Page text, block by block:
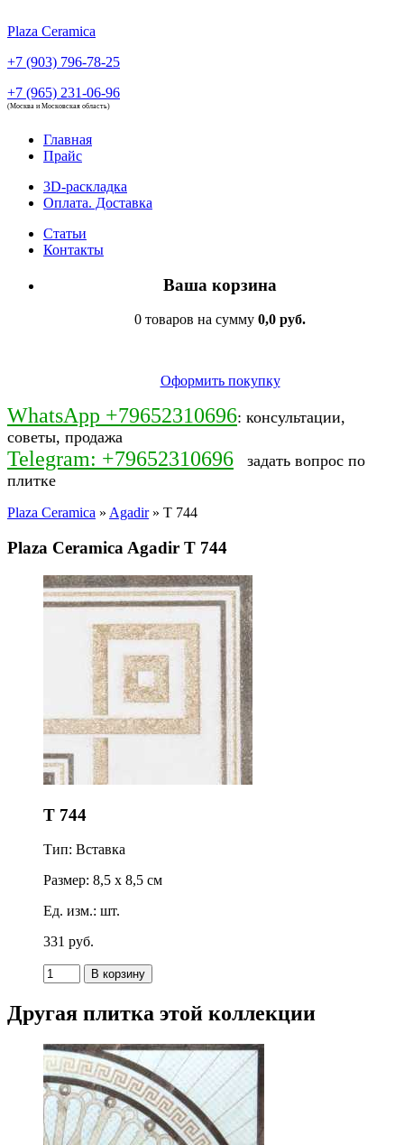
Plaza Ceramica
+7 (903) 796-78-25
+7 (965) 231-06-96
(Москва и Московская область)
Главная
Прайс
3D-раскладка
Оплата. Доставка
Статьи
Контакты
Ваша корзина
0 товаров на сумму 0,0 руб.
Оформить покупку
WhatsApp +79652310696: консультации,
советы, продажа
Telegram: +79652310696
задать вопрос по
плитке
Plaza Ceramica » Agadir» T 744
Plaza Ceramica Agadir T 744
T 744
Тип: Вставка
Размер: 8,5 x 8,5 см
Ед. изм.: шт.
331 pуб.
Другая плитка этой коллекции